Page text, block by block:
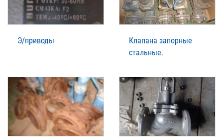
Э/приводы
Клапана запорные
стальные.